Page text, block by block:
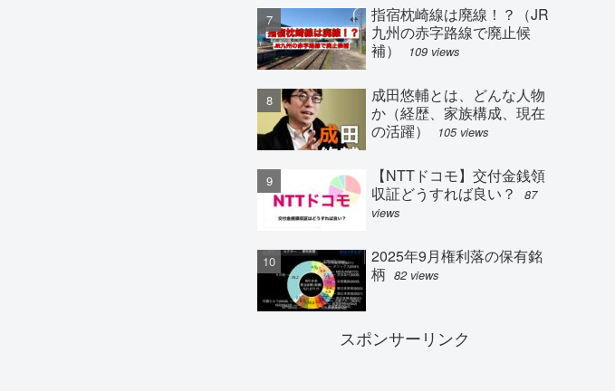
指宿枕崎線は廃線！？（JR
九州の赤字路線で廃止候
補）
109 views
成田悠輔とは、どんな人物
か（経歴、家族構成、現在
の活躍）
105 views
【NTTドコモ】交付金銭領
収証どうすれば良い？
87
views
2025年9月権利落の保有銘
柄 82 views
スポンサーリンク